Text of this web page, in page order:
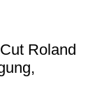
Roland